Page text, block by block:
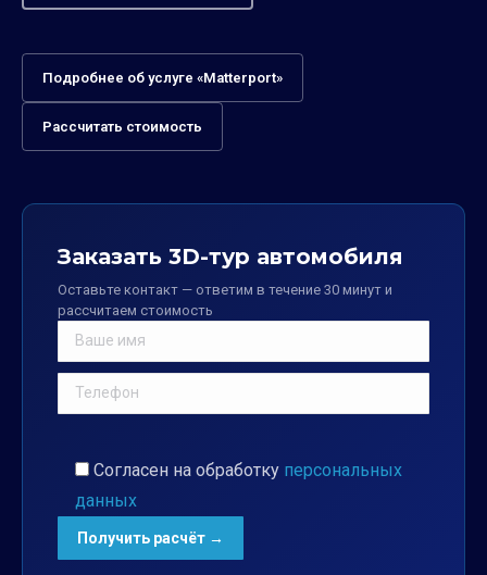
Подробнее об услуге «Matterport»
Рассчитать стоимость
Заказать 3D-тур автомобиля
Оставьте контакт — ответим в течение 30 минут и
рассчитаем стоимость
Согласен на обработку персональных
данных